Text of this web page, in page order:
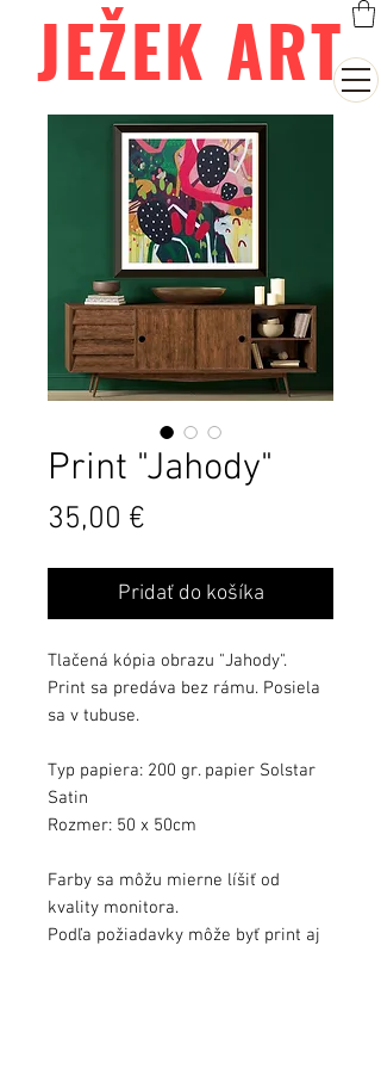
JEŽEK ART
Print "Jahody"
35,00 €
Pridať do košíka
Tlačená kópia obrazu "Jahody".
Print sa predáva bez rámu. Posiela
sa v tubuse.
Typ papiera: 200 gr. papier Solstar
Satin
Rozmer: 50 x 50cm
Farby sa môžu mierne líšiť od
kvality monitora.
Podľa požiadavky môže byť print aj